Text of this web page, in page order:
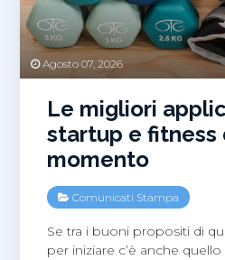
Agosto 07, 2026
​​Le migliori
startup e fitness
momento
Comunicati Stampa
Se tra i buoni propositi di
per iniziare c’è anche